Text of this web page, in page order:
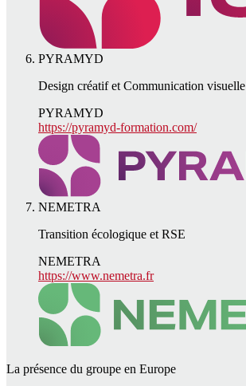
PYRAMYD
Design créatif et Communication visuelle
PYRAMYD
https://pyramyd-formation.com/
NEMETRA
Transition écologique et RSE
NEMETRA
https://www.nemetra.fr
La présence du groupe en Europe